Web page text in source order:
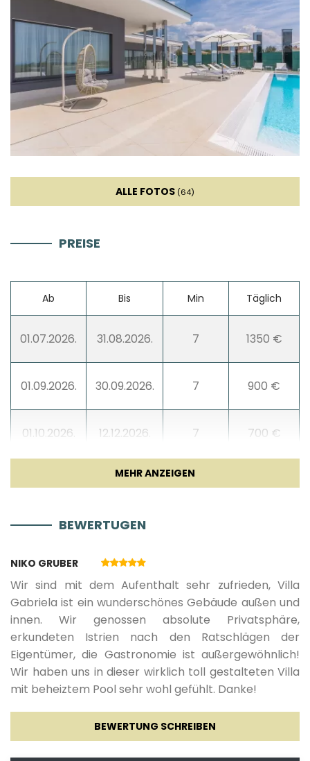
Waschmaschine
Haartrockner
Bügeleisen
Handtücher
Küche
Herd
Ofen
Mikrowelle
Toaster
Geschirrspüler
Kaffeemaschine
Geschirr
Hochstuhl
Rührgerät
Wohnzimmer
ALLE FOTOS (64)
PREISE
Ab Bis Min Täglich
01.07.2026. 31.08.2026. 7 1350 €
01.09.2026. 30.09.2026. 7 900 €
01.10.2026. 12.12.2026. 7 700 €
02.01.2027. 7
***NICHT IM PREIS INBEGRIFFEN***
- Poolheizung: € 50,00 pro Tag
- Zwischenreinigung während des Aufenthalts: €
150,00 pro Service
BEWERTUGEN
NIKO GRUBER
Wir sind mit dem Aufenthalt sehr zufrieden, Villa
Gabriela ist ein wunderschönes Gebäude außen und
innen. Wir genossen absolute Privatsphäre,
erkundeten Istrien nach den Ratschlägen der
Eigentümer, die Gastronomie ist außergewöhnlich!
Wir haben uns in dieser wirklich toll gestalteten Villa
mit beheiztem Pool sehr wohl gefühlt. Danke!
BEWERTUNG SCHREIBEN